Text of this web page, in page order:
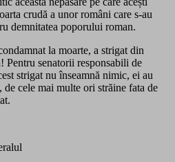
crudă a unor români care s-au
demnitatea poporului roman.
la moarte, a strigat din
Pentru senatorii responsabili de
strigat nu înseamnă nimic, ei au
de cele mai multe ori străine fata de